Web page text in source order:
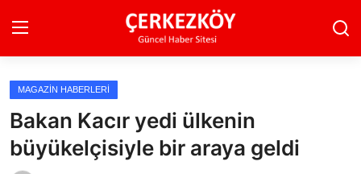
Ana Sayfa
Son Dakika
MAGAZIN HABERLERI
Bakan Kacır yedi ülkenin
büyükelçisiyle bir araya geldi